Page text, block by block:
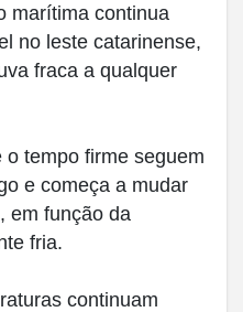
marítima continua
no leste catarinense,
fraca a qualquer
tempo firme seguem
e começa a mudar
em função da
fria.
continuam